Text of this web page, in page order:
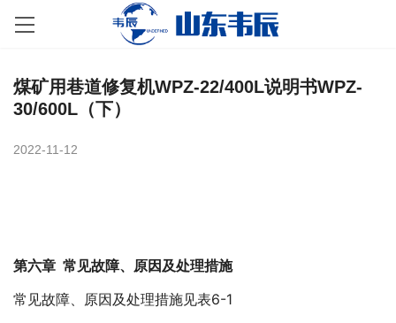
煤矿用巷道修复机WPZ-22/400L说明书WPZ-
30/600L（下）
2022-11-12
第六章 常见故障、原因及处理措施
常见故障、原因及处理措施见表6-1